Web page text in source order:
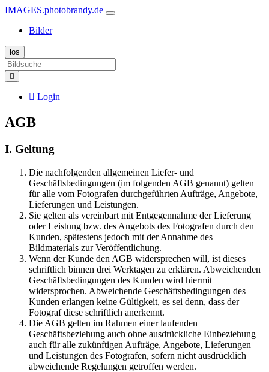
IMAGES.photobrandy.de
Bilder
Login
AGB
I. Geltung
Die nachfolgenden allgemeinen Liefer- und
Geschäftsbedingungen (im folgenden AGB genannt) gelten
für alle vom Fotografen durchgeführten Aufträge, Angebote,
Lieferungen und Leistungen.
Sie gelten als vereinbart mit Entgegennahme der Lieferung
oder Leistung bzw. des Angebots des Fotografen durch den
Kunden, spätestens jedoch mit der Annahme des
Bildmaterials zur Veröffentlichung.
Wenn der Kunde den AGB widersprechen will, ist dieses
schriftlich binnen drei Werktagen zu erklären. Abweichenden
Geschäftsbedingungen des Kunden wird hiermit
widersprochen. Abweichende Geschäftsbedingungen des
Kunden erlangen keine Gültigkeit, es sei denn, dass der
Fotograf diese schriftlich anerkennt.
Die AGB gelten im Rahmen einer laufenden
Geschäftsbeziehung auch ohne ausdrückliche Einbeziehung
auch für alle zukünftigen Aufträge, Angebote, Lieferungen
und Leistungen des Fotografen, sofern nicht ausdrücklich
abweichende Regelungen getroffen werden.